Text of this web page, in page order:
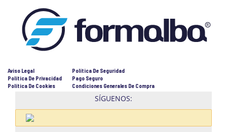
Aviso Legal
Política De Privacidad
Política De Cookies
Política De Seguridad
Pago Seguro
Condiciones Generales De Compra
SÍGUENOS: